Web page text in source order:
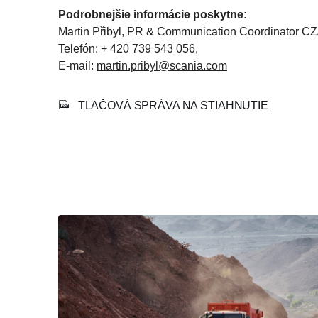
Podrobnejšie informácie poskytne:
Martin Přibyl, PR & Communication Coordinator
Telefón: + 420 739 543 056,
E-mail: martin.pribyl@scania.com
TLAČOVÁ SPRÁVA NA STIAHNUTIE